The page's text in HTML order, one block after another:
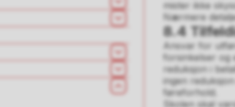
Åpne
Åpne
Åpne
Åpne
Lukk
mister ikke
Nærmere
8.4
Ansvar for
forsinkelser
reduksjon i
ingen
føreforhold.
Skolen skal